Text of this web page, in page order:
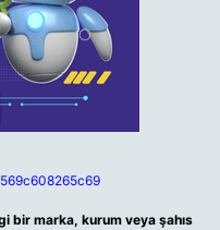
bir marka, kurum veya şahıs